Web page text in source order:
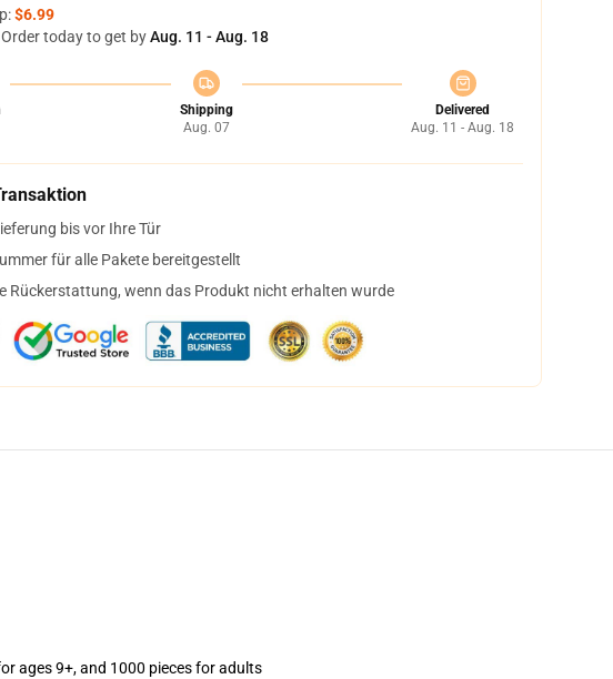
$6.99
today to get byAug. 11 - Aug. 18
Shipping
Aug. 07
Delivered
Aug. 11 - Aug. 18
bis vor Ihre Tür
für alle Pakete bereitgestellt
Rückerstattung, wenn das Produkt nicht erhalten wurde
ages 9+, and 1000 pieces for adults